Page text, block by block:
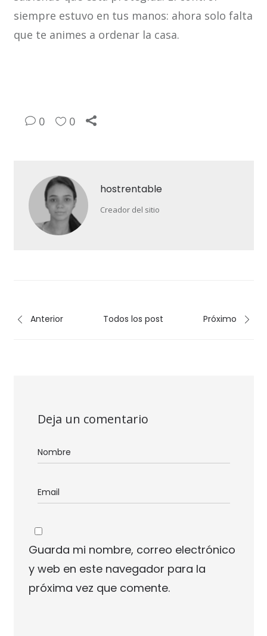
siempre estuvo en tus manos: ahora solo falta
que te animes a ordenar la casa.
0 0
hostrentable
Creador del sitio
Anterior Todos los post Próximo
Deja un comentario
Guarda mi nombre, correo electrónico
y web en este navegador para la
próxima vez que comente.